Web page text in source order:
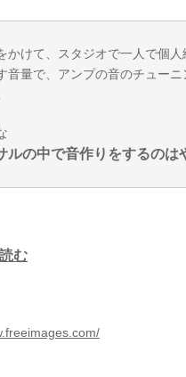
かけて、スタジオで一人で個人
音量で、アンプの音のチューニ
ルの中で音作りをするのは
む